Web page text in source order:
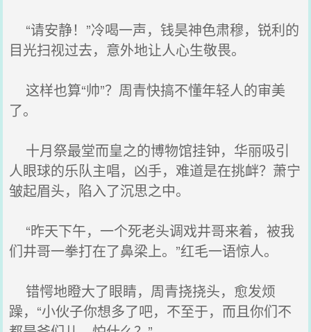
“请安静！”冷喝一声，钱昊神色肃穆，锐利的
目光扫视过去，意外地让人心生敬畏。
这样也算“帅”？周青快搞不懂年轻人的审美
了。
十月祭最堂而皇之的博物馆挂钟，华丽吸引
人眼球的乐队主唱，凶手，难道是在挑衅？萧宁
皱起眉头，陷入了沉思之中。
“昨天下午，一个死老头调戏井哥来着，被我
们井哥一拳打在了鼻梁上。”红毛一语惊人。
错愕地瞪大了眼睛，周青挠挠头，愈发烦
躁，“小伙子你想多了吧，不至于，而且你们不